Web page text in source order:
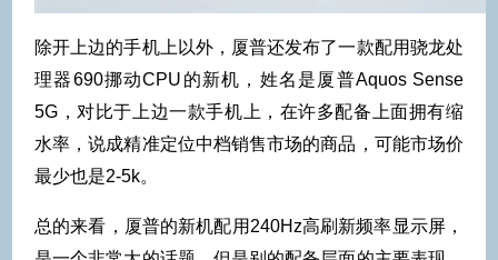
除开上边的手机上以外，厦普还发布了一款配用骁龙处
理器690挪动CPU的新机，姓名是厦普Aquos Sense
5G，对比于上边一款手机上，在许多配备上面拥有缩
水率，说成精准定位中档销售市场的商品，可能市场价
最少也是2-5k。
总的来看，厦普的新机配用240Hz高刷新频率显示屏，